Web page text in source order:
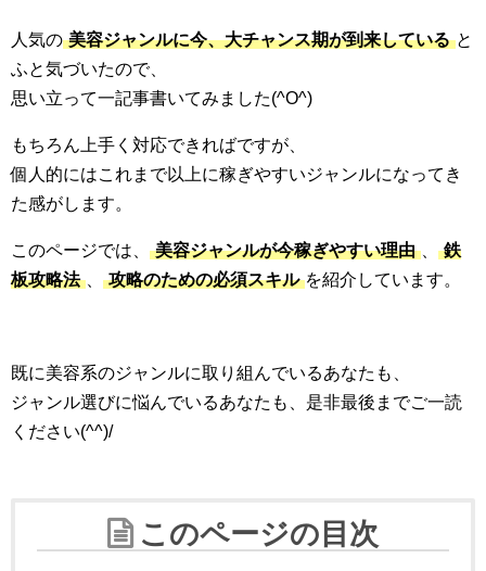
人気の 美容ジャンルに今、大チャンス期が到来している と
ふと気づいたので、
思い立って一記事書いてみました(^O^)
もちろん上手く対応できればですが、
個人的にはこれまで以上に稼ぎやすいジャンルになってき
た感がします。
このページでは、 美容ジャンルが今稼ぎやすい理由
鉄
板攻略法
攻略のための必須スキル を紹介しています。
既に美容系のジャンルに取り組んでいるあなたも、
ジャンル選びに悩んでいるあなたも、是非最後までご一読
ください(^^)/
このページの目次